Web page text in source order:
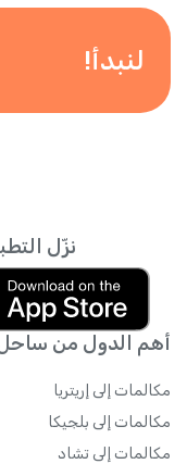
لنبدأ!
أهم الدول من
مكالمات إلى إريتريا
مكالمات إلى بلجيكا
مكالمات إلى تشاد
نزّل